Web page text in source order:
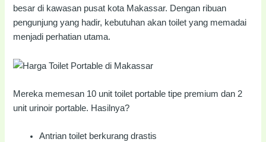
besar di kawasan pusat kota Makassar. Dengan ribuan
pengunjung yang hadir, kebutuhan akan toilet yang memadai
menjadi perhatian utama.
Mereka memesan 10 unit toilet portable tipe premium dan 2
unit urinoir portable. Hasilnya?
Antrian toilet berkurang drastis